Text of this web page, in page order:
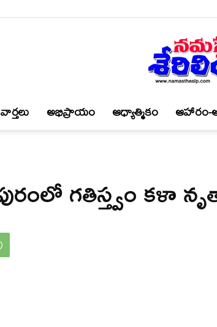
వార్త‌లు అభిప్రాయం ఆధ్యాత్మికం ఆహారం-
గతిస్త్వం కళా